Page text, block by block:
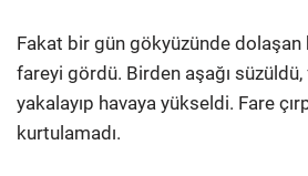
Fakat bir gün gökyüzünde
fareyi gördü. Birden aşağı süzüldü,
yakalayıp havaya yükseldi. Fare
kurtulamadı.